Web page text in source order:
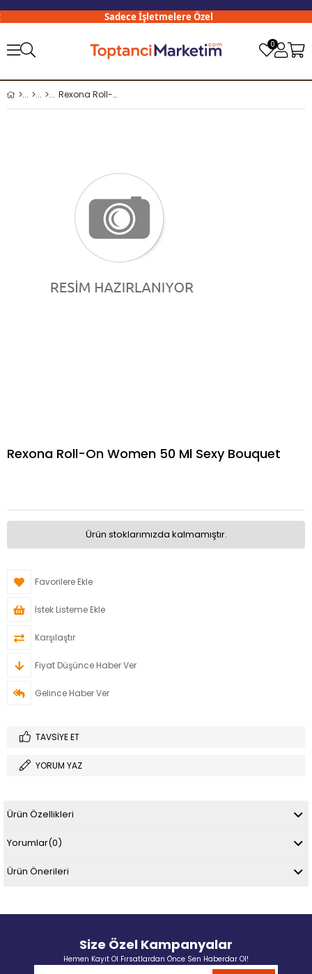
Sadece İşletmelere Özel
0
Rexona Roll-On Women 50 Ml Sexy Bouquet
Rexona Roll-On Women 50 Ml Sexy Bouquet
Ürün stoklarımızda kalmamıştır.
Favorilere Ekle
İstek Listeme Ekle
Karşılaştır
Fiyat Düşünce Haber Ver
Gelince Haber Ver
TAVSIYE ET
YORUM YAZ
Ürün Özellikleri
Yorumlar(0)
Ürün Önerileri
Size Özel Kampanyalar
Hemen Kayıt Ol Fırsatlardan Önce Sen Haberdar Ol!